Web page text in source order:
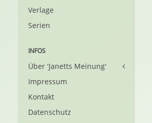
Verlage
Serien
INFOS
Über 'Janetts Meinung'
Impressum
Kontakt
Datenschutz